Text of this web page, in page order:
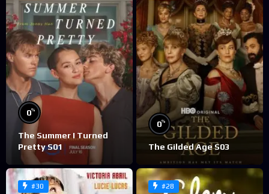
0%
The Summer I Turned
Pretty S01
0%
The Gilded Age S03
#30 #28